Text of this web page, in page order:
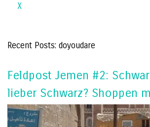
X
Recent Posts: doyoudare
Feldpost Jemen #2:
lieber Schwarz? Shoppen